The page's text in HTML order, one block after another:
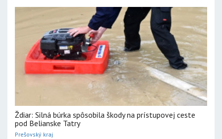
Ždiar: Silná búrka spôsobila škody na prístupovej ceste
pod Belianske Tatry
Prešovský kraj